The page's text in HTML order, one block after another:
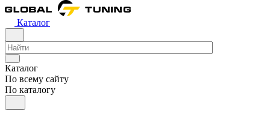
Каталог
Каталог
По всему сайту
По каталогу